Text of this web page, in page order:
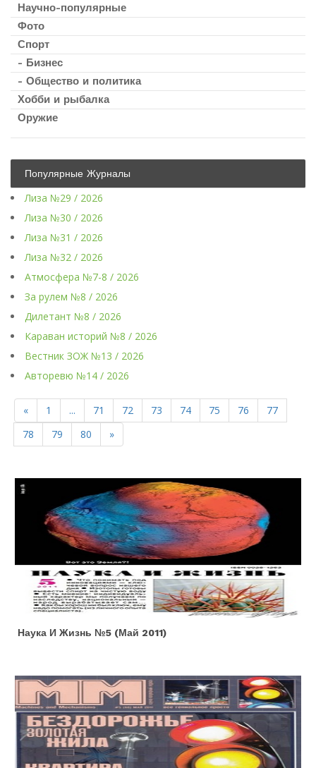
Научно-популярные
Фото
Спорт
- Бизнес
- Общество и политика
Хобби и рыбалка
Оружие
Популярные Журналы
Лиза №29 / 2026
Лиза №30 / 2026
Лиза №31 / 2026
Лиза №32 / 2026
Атмосфера №7-8 / 2026
За рулем №8 / 2026
Дилетант №8 / 2026
Караван историй №8 / 2026
Вестник ЗОЖ №13 / 2026
Авторевю №14 / 2026
« 1 ... 71 72 73 74 75 76
77
78
79 80 »
Наука И Жизнь №5 (май 2011)